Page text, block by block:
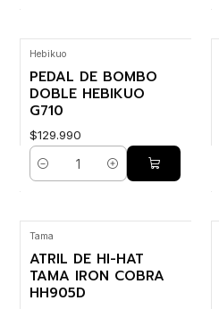
Hebikuo
PEDAL DE BOMBO
DOBLE HEBIKUO
G710
$129.990
Cantidad
Tama
ATRIL DE HI-HAT
TAMA IRON COBRA
HH905D